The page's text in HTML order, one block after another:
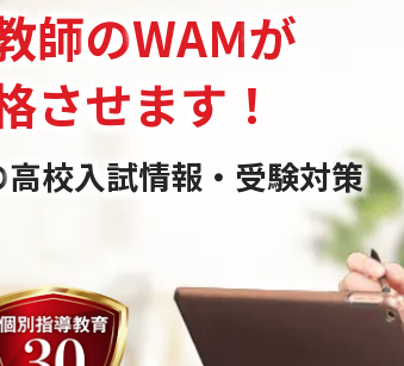
師のWAMが
させます！
高校入試情報・受験対策